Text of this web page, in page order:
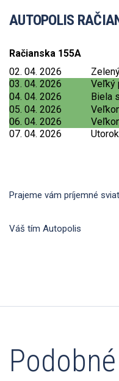
AUTOPOLIS
Račianska 155A
02. 04. 2026
03. 04. 2026
Veľký
04. 04. 2026
Biela
05. 04. 2026
06. 04. 2026
07. 04. 2026
Utorok
Prajeme vám príjemné
Váš tím Autopolis